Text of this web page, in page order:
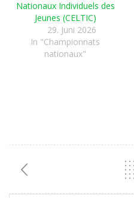
Nationaux Individuels des
Jeunes (CELTIC)
29. Juni 2026
In "Championnats
nationaux"